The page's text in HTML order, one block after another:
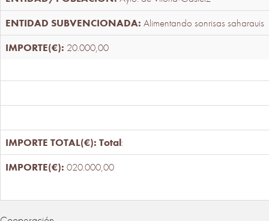
Alimentando sonrisas saharauis
20.000,00
Total:
020.000,00